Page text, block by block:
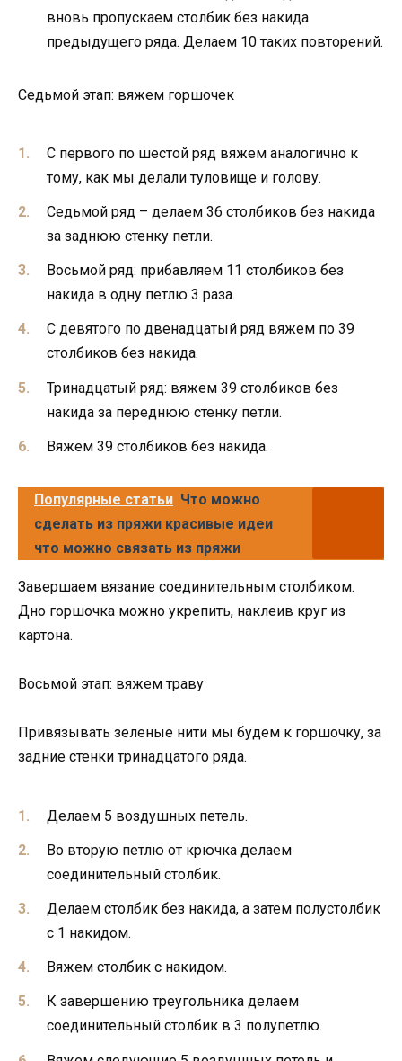
вновь пропускаем столбик без накида
предыдущего ряда. Делаем 10 таких повторений.
Седьмой этап: вяжем горшочек
С первого по шестой ряд вяжем аналогично к
тому, как мы делали туловище и голову.
Седьмой ряд – делаем 36 столбиков без накида
за заднюю стенку петли.
Восьмой ряд: прибавляем 11 столбиков без
накида в одну петлю 3 раза.
С девятого по двенадцатый ряд вяжем по 39
столбиков без накида.
Тринадцатый ряд: вяжем 39 столбиков без
накида за переднюю стенку петли.
Вяжем 39 столбиков без накида.
Популярные статьи Что можно
сделать из пряжи красивые идеи
что можно связать из пряжи
Завершаем вязание соединительным столбиком.
Дно горшочка можно укрепить, наклеив круг из
картона.
Восьмой этап: вяжем траву
Привязывать зеленые нити мы будем к горшочку, за
задние стенки тринадцатого ряда.
Делаем 5 воздушных петель.
Во вторую петлю от крючка делаем
соединительный столбик.
Делаем столбик без накида, а затем полустолбик
с 1 накидом.
Вяжем столбик с накидом.
К завершению треугольника делаем
соединительный столбик в 3 полупетлю.